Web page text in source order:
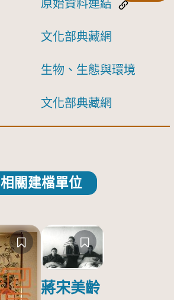
原始資料連結
文化部典藏網
生物、生態與環境
文化部典藏網
相關建檔單位
蔣宋美齡